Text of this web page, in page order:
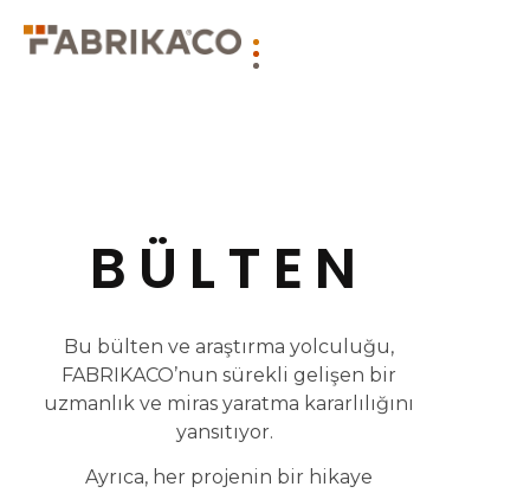
BÜLTEN
Bu bülten ve araştırma yolculuğu,
FABRIKACO’nun sürekli gelişen bir
uzmanlık ve miras yaratma kararlılığını
yansıtıyor.
Ayrıca, her projenin bir hikaye